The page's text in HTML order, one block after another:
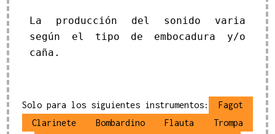
La producción del sonido varia
según el tipo de embocadura y/o
caña.
Solo para los siguientes instrumentos:
Fagot
Clarinete
Bombardino Flauta
Trompa